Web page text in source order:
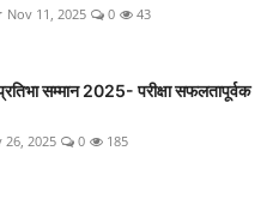
Nov 11, 2025 0 43
सम्मान 2025- परीक्षा सफलतापूर्वक
26, 2025 0 185